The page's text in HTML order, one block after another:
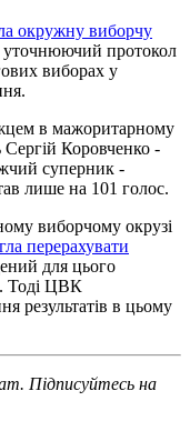
окружну виборчу
уточнюючий протокол
виборах у
в мажоритарному
Коровченко -
суперник -
лише на 101 голос.
виборчому окрузі
перерахувати
для цього
Тоді ЦВК
результатів в цьому
Підписуйтесь на